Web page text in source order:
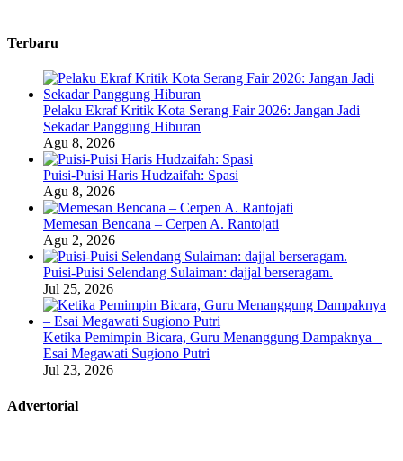
Terbaru
Pelaku Ekraf Kritik Kota Serang Fair 2026: Jangan Jadi
Sekadar Panggung Hiburan
Agu 8, 2026
Puisi-Puisi Haris Hudzaifah: Spasi
Agu 8, 2026
Memesan Bencana – Cerpen A. Rantojati
Agu 2, 2026
Puisi-Puisi Selendang Sulaiman: dajjal berseragam.
Jul 25, 2026
Ketika Pemimpin Bicara, Guru Menanggung Dampaknya –
Esai Megawati Sugiono Putri
Jul 23, 2026
Advertorial